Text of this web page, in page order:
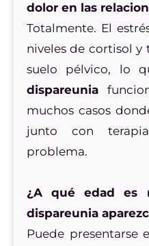
dolor en las
Totalmente. El
niveles de cortisol y
suelo pélvico, lo
dispareunia
muchos casos
junto con
problema.
¿A qué edad es
dispareunia
Puede presentarse